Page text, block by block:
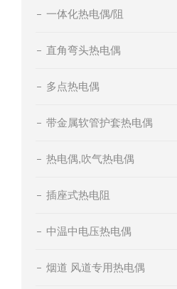
一体化热电偶/阻
直角弯头热电偶
多点热电偶
带金属软管护套热电偶
热电偶,吹气热电偶
插座式热电阻
中温中电压热电偶
烟道 风道专用热电偶